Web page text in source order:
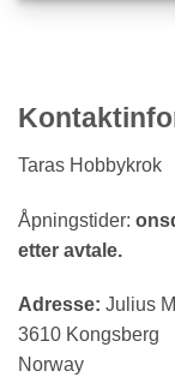
Taras Hobbykrok
Åpningstider:
etter avtale.
Adresse: Julius
3610 Kongsberg
Norway